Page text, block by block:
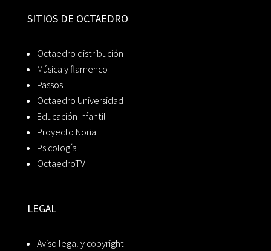
SITIOS DE OCTAEDRO
Octaedro distribución
Música y flamenco
Passos
Octaedro Universidad
Educación Infantil
Proyecto Noria
Psicología
OctaedroTV
LEGAL
Aviso legal y copyright